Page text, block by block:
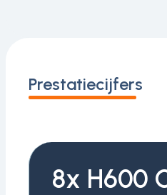
Prestatiecijfers
8x H600